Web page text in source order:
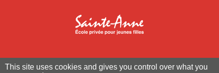
This site uses cookies and gives you control over what you